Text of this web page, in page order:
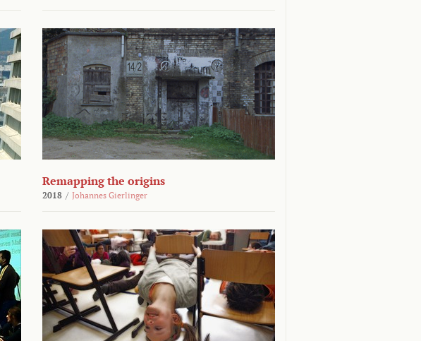
Remapping the origins
2018 / Johannes Gierlinger